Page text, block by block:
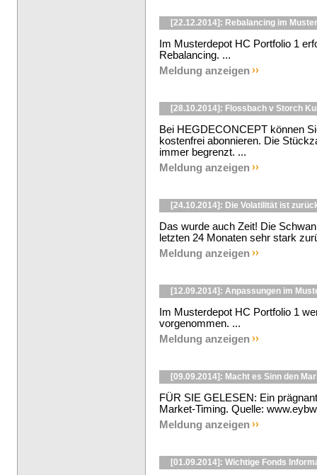
[22.12.2014]: Rebalancing im
Im Musterdepot HC Portfolio 1
Rebalancing. ...
Meldung anzeigen
[28.10.2014]: Flossbach v Storch
Bei HEGDECONCEPT können
kostenfrei abonnieren. Die
immer begrenzt. ...
Meldung anzeigen
[24.10.2014]: Die Volatilität ist
Das wurde auch Zeit! Die
letzten 24 Monaten sehr stark
Meldung anzeigen
[12.09.2014]: Anpassungen im
Im Musterdepot HC Portfolio 1
vorgenommen. ...
Meldung anzeigen
[09.09.2014]: Macht es Sinn den
FÜR SIE GELESEN: Ein
Market-Timing. Quelle:
Meldung anzeigen
[01.09.2014]: Wichtige Fonds